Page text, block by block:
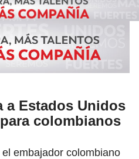
a Estados Unidos
colombianos
embajador colombiano